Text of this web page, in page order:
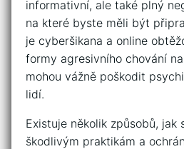
informativní, ale také plný
na které byste měli být
je cyberšikana a online
formy agresivního chování
mohou vážně poškodit
lidí.
Existuje několik způsobů,
škodlivým praktikám a